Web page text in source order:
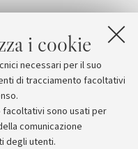
i cookie
necessari per il suo
di tracciamento facoltativi
sono usati per
comunicazione
degli utenti.